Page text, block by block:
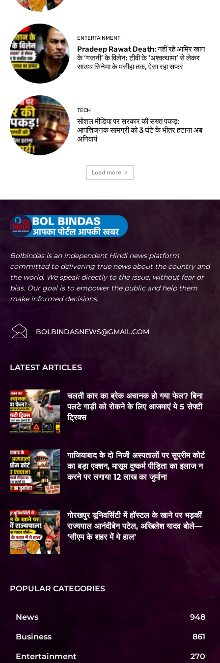
ENTERTAINMENT
Pradeep Rawat Death: नहीं रहे आमिर खान
के ‘गजनी’ के विलेन: टीवी के ‘अश्वत्थामा’ से लेकर
साउथ सिनेमा के मसीहा तक, ऐसा रहा सफर
TECH
सोशल मीडिया पर सरकार की सख्त पकड़:
आपत्तिजनक सामग्री को 3 घंटे के भीतर हटाना अब
अनिवार्य
Load more
Bolbindas is an independent Hindi news platform
committed to delivering true news about the country and
the world. We speak directly to the issue, without fear or
bias. Our goal is to empower the public and help them
make informed decisions.
BOLBINDASNEWS@GMAIL.COM
LATEST ARTICLES
चलती कार का ब्रेक अचानक हो गया फेल? बिना
पलटे गाड़ी को रोकने के लिए आजमाएं ये 5 सेफ्टी
ट्रिक्स
गाजियाबाद के दो निजी अस्पतालों पर सुप्रीम कोर्ट
का बड़ा एक्शन, मासूम दुष्कर्म पीड़िता का इलाज न
करने पर लगाया 12 लाख का जुर्माना
गोरखपुर यूनिवर्सिटी में हॉस्टल के खाने पर भड़कीं
राज्यपाल आनंदीबेन पटेल, अखिलेश यादव बोले—
‘सीएम के शहर में ये हाल’
POPULAR CATEGORIES
News 948
Business 861
Entertainment 270